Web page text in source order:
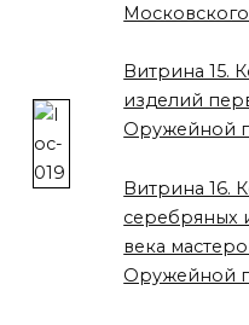
Витрина 15.
изделий
Оружейной
Витрина 16.
серебряных
века
Оружейной